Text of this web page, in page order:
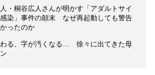
・桐谷広人さんが明かす「アダルトサイ
感染」事件の顛末 なぜ再起動しても警告
ったのか
る、字が汚くなる… 徐々に出てきた母